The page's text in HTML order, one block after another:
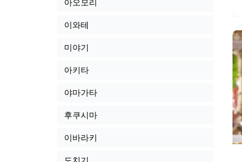
이와테
미야기
아키타
야마가타
후쿠시마
이바라키